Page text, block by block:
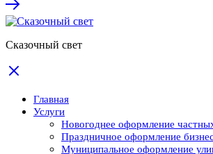
Сказочный свет
Главная
Услуги
Новогоднее оформление
Праздничное оформление
Муниципальное оформление